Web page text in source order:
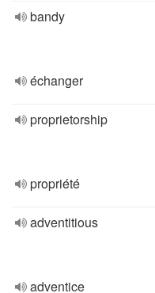
bandy
échanger
proprietorship
propriété
adventitious
adventice